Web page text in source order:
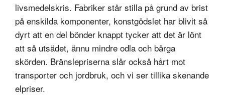
livsmedelskris. Fabriker står stilla på grund av brist
på enskilda komponenter, konstgödslet har blivit så
dyrt att en del bönder knappt tycker att det är lönt
att så utsädet, ännu mindre odla och bärga
skörden. Bränslepriserna slår också hårt mot
transporter och jordbruk, och vi ser tillika skenande
elpriser.